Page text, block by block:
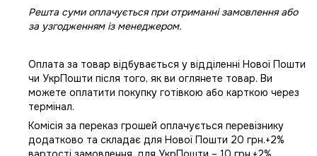
Решта суми оплачується при отриманні замовлення або
за узгодженням із менеджером.
Оплата за товар відбувається у відділенні Нової Пошти
чи УкрПошти після того, як ви оглянете товар. Ви
можете оплатити покупку готівкою або карткою через
термінал.
Комісія за переказ грошей оплачується перевізнику
додатково та складає для Нової Пошти 20 грн.+2%